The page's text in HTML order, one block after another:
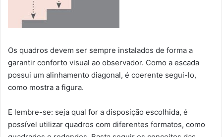
Os quadros devem ser sempre instalados de forma a
garantir conforto visual ao observador. Como a escada
possui um alinhamento diagonal, é coerente segui-lo,
como mostra a figura.
E lembre-se: seja qual for a disposição escolhida, é
possível utilizar quadros com diferentes formatos, como